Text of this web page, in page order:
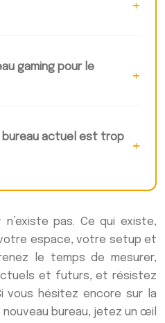
gaming pour le
bureau actuel est trop
pas. Ce qui existe,
espace, votre setup et
le temps de mesurer,
et futurs, et résistez
vous hésitez encore sur la
nouveau bureau, jetez un œil